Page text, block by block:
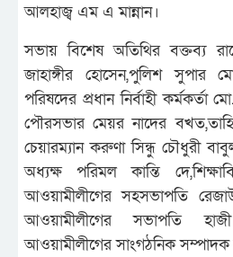
আলহাজ্ব এম এ মান্নান।
সভায় বিশেষ অতিথির বক্তব্য
জাহাঙ্গীর হোসেন,পুলিশ সুপার
পরিষদের প্রধান নির্বাহী কর্মকর্তা
পৌরসভার মেয়র নাদের
চেয়ারম্যান করুণা সিন্ধু চৌধুরী
অধ্যক্ষ পরিমল কান্তি
আওয়ামীলীগের সহসভাপতি
আওয়ামীলীগের সভাপতি
আওয়ামীলীগের সাংগঠনিক